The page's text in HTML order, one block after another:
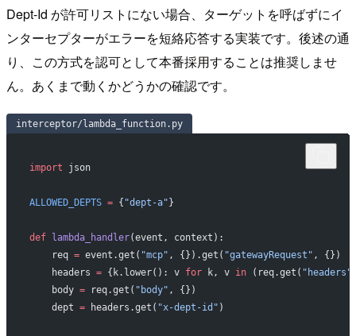
Dept-Id が許可リストにない場合、ターゲットを呼ばずにイ
ンターセプターがエラーを短絡応答する実装です。後述の通
り、この方式を認可として本番採用することは推奨しませ
ん。あくまで動くかどうかの確認です。
interceptor/lambda_function.py
import json
ALLOWED_DEPTS = { "dept-a" }
def lambda_handler(event, context):
    req
= event.get( "mcp" , {}).get( "gatewayRequest" , {})
    headers
= {k.lower(): v for k, v in (req.get( "headers"
    body
= req.get( "body" , {})
    dept
= headers.get( "x-dept-id" )